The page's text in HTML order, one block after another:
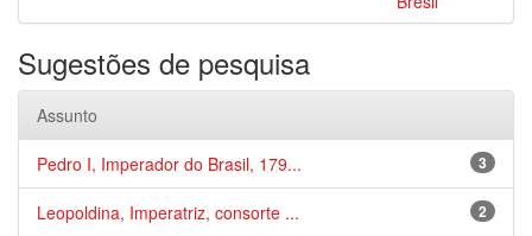
Sugestões de pesquisa
Assunto
3
Pedro I, Imperador do Brasil, 179...
2
Leopoldina, Imperatriz, consorte ...